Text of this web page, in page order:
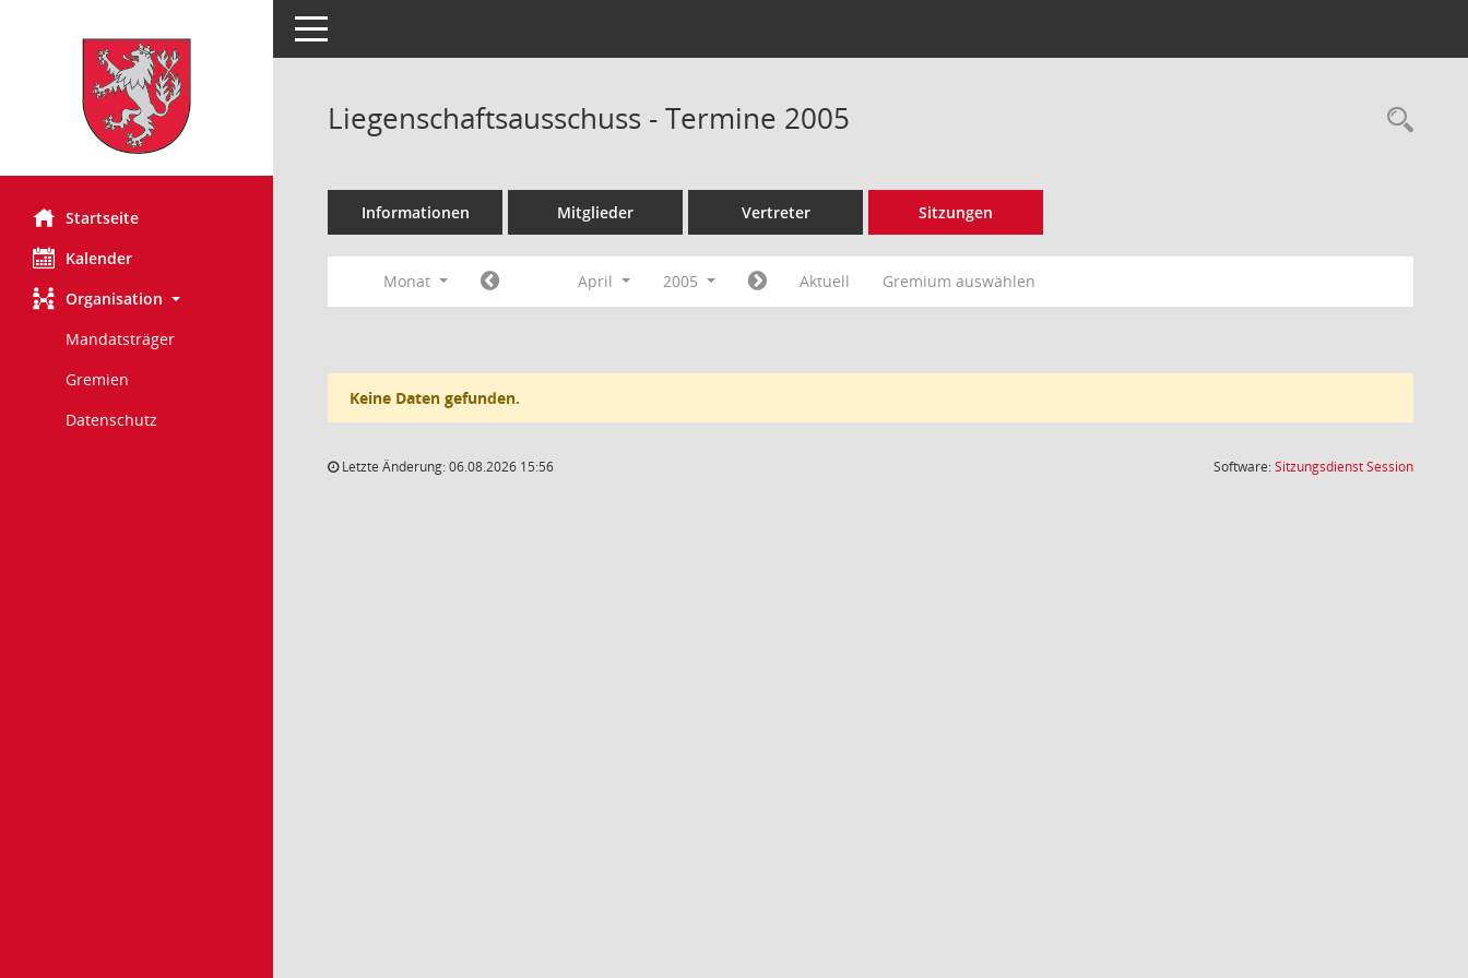
Startseite
Kalender
Organisation
Mandatsträger
Gremien
Datenschutz
Toggle navigation
Liegenschaftsausschuss - Termine 2005
Informationen Mitglieder Vertreter Sitzungen
Monat April 2005 Aktuell Gremium auswählen
Keine Daten gefunden.
Letzte Änderung: 06.08.2026 15:56 Software:SitzungsdienstSession(Wird in